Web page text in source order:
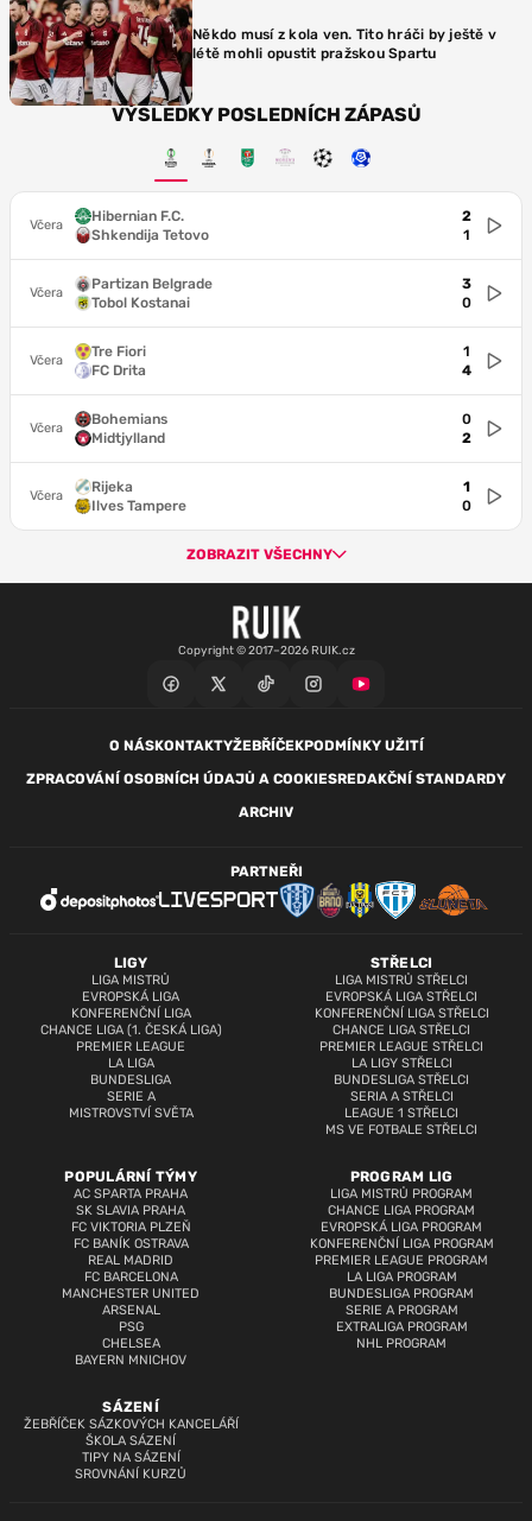
Někdo musí z kola ven. Tito hráči by ještě v
létě mohli opustit pražskou Spartu
VÝSLEDKY POSLEDNÍCH ZÁPASŮ
Včera
Hibernian F.C.
Shkendija Tetovo
2
1
Včera
Partizan Belgrade
Tobol Kostanai
3
0
Včera
Tre Fiori
FC Drita
1
4
Včera
Bohemians
Midtjylland
0
2
Včera
Rijeka
Ilves Tampere
1
0
ZOBRAZIT VŠECHNY
Copyright © 2017–2026 RUIK.cz
O NÁSKONTAKTYŽEBŘÍČEKPODMÍNKY UŽITÍ
ZPRACOVÁNÍ OSOBNÍCH ÚDAJŮ A COOKIESREDAKČNÍ STANDARDY
ARCHIV
LIGY
LIGA MISTRŮ
EVROPSKÁ LIGA
KONFERENČNÍ LIGA
CHANCE LIGA (1. ČESKÁ LIGA)
PREMIER LEAGUE
LA LIGA
BUNDESLIGA
SERIE A
MISTROVSTVÍ SVĚTA
STŘELCI
LIGA MISTRŮ STŘELCI
EVROPSKÁ LIGA STŘELCI
KONFERENČNÍ LIGA STŘELCI
CHANCE LIGA STŘELCI
PREMIER LEAGUE STŘELCI
LA LIGY STŘELCI
BUNDESLIGA STŘELCI
SERIA A STŘELCI
LEAGUE 1 STŘELCI
MS VE FOTBALE STŘELCI
POPULÁRNÍ TÝMY
AC SPARTA PRAHA
SK SLAVIA PRAHA
FC VIKTORIA PLZEŇ
FC BANÍK OSTRAVA
REAL MADRID
FC BARCELONA
MANCHESTER UNITED
ARSENAL
PSG
CHELSEA
BAYERN MNICHOV
PROGRAM LIG
LIGA MISTRŮ PROGRAM
CHANCE LIGA PROGRAM
EVROPSKÁ LIGA PROGRAM
KONFERENČNÍ LIGA PROGRAM
PREMIER LEAGUE PROGRAM
LA LIGA PROGRAM
BUNDESLIGA PROGRAM
SERIE A PROGRAM
EXTRALIGA PROGRAM
NHL PROGRAM
SÁZENÍ
ŽEBŘÍČEK SÁZKOVÝCH KANCELÁŘÍ
ŠKOLA SÁZENÍ
TIPY NA SÁZENÍ
SROVNÁNÍ KURZŮ
PARTNEŘI